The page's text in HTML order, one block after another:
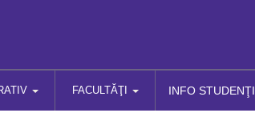
FACULTĂŢI INFO STUDENŢI